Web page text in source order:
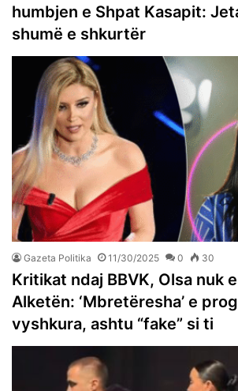
humbjen e Shpat Kasapit:
shumë e shkurtër
Gazeta Politika 11/30/2025 0 30
Kritikat ndaj BBVK, Olsa nuk
Alketën: ‘Mbretëresha’ e
vyshkura, ashtu “fake” si ti